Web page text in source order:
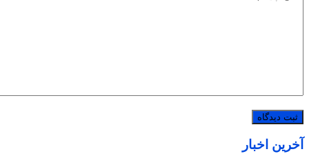
آخرین اخبار